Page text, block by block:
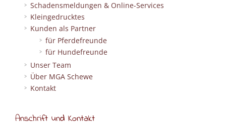
Schadensmeldungen & Online-Services
Kleingedrucktes
Kunden als Partner
für Pferdefreunde
für Hundefreunde
Unser Team
Über MGA Schewe
Kontakt
Anschrift und Kontakt